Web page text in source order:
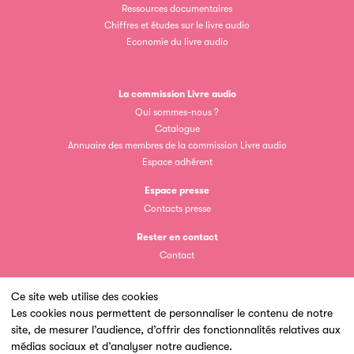
Ce site web utilise des cookies
Les cookies nous permettent de personnaliser le contenu de notre
site, de mesurer l’audience, d’offrir des fonctionnalités relatives aux
médias sociaux et d’analyser notre audience.
Ressources documentaires
Chiffres et études sur le livre audio
Economie du livre audio
La commission Livre audio
Qui sommes-nous ?
Catalogue
Annuaire des membres de la commission Livre audio
Espace adhérent
Espace presse
Contacts presse
Rester en contact
Contact
Un site du
Clic.EDIt, pour faciliter les échanges informatisés entre
Les petits champions de la lecture
Le jeu de lecture à voix haute gratuit et ouvert à tous les